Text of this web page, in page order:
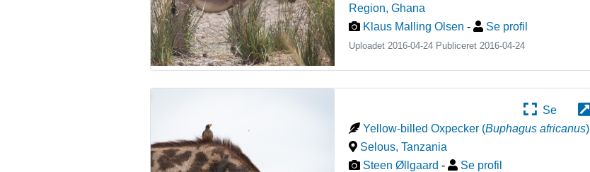
Region,Ghana
Klaus Malling Olsen - Se profil
Uploadet 2016-04-24 Publiceret2016-04-24
Se
Yellow-billed Oxpecker (Buphagus africanus)
Selous,Tanzania
Steen Øllgaard - Se profil